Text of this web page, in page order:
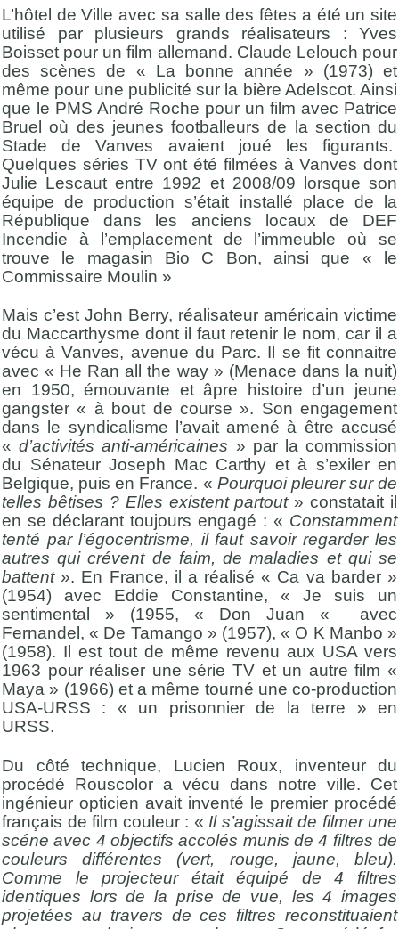
L’hôtel de Ville avec sa salle des fêtes a été un site
utilisé par plusieurs grands réalisateurs : Yves
Boisset pour un film allemand. Claude Lelouch pour
des scènes de « La bonne année » (1973) et
même pour une publicité sur la bière Adelscot. Ainsi
que le PMS André Roche pour un film avec Patrice
Bruel où des jeunes footballeurs de la section du
Stade de Vanves avaient joué les figurants.
Quelques séries TV ont été filmées à Vanves dont
Julie Lescaut entre 1992 et 2008/09 lorsque son
équipe de production s’était installé place de la
République dans les anciens locaux de DEF
Incendie à l’emplacement de l’immeuble où se
trouve le magasin Bio C Bon, ainsi que « le
Commissaire Moulin »
Mais c’est John Berry, réalisateur américain victime
du Maccarthysme dont il faut retenir le nom, car il a
vécu à Vanves, avenue du Parc. Il se fit connaitre
avec « He Ran all the way » (Menace dans la nuit)
en 1950, émouvante et âpre histoire d’un jeune
gangster « à bout de course ». Son engagement
dans le syndicalisme l’avait amené à être accusé
«d’activités anti-américaines » par la commission
du Sénateur Joseph Mac Carthy et à s’exiler en
Belgique, puis en France. « Pourquoi pleurer sur de
telles bêtises ? Elles existent partout» constatait il
en se déclarant toujours engagé : « Constamment
tenté par l’égocentrisme, il faut savoir regarder les
autres qui crévent de faim, de maladies et qui se
battent ». En France, il a réalisé « Ca va barder »
(1954) avec Eddie Constantine, « Je suis un
sentimental » (1955, « Don Juan « avec
Fernandel, « De Tamango » (1957), « O K Manbo »
(1958). Il est tout de même revenu aux USA vers
1963 pour réaliser une série TV et un autre film «
Maya » (1966) et a même tourné une co-production
USA-URSS : « un prisonnier de la terre » en
URSS.
Du côté technique, Lucien Roux, inventeur du
procédé Rouscolor a vécu dans notre ville. Cet
ingénieur opticien avait inventé le premier procédé
français de film couleur : « Il s’agissait de filmer une
scéne avec 4 objectifs accolés munis de 4 filtres de
couleurs différentes (vert, rouge, jaune, bleu).
Comme le projecteur était équipé de 4 filtres
identiques lors de la prise de vue, les 4 images
projetées au travers de ces filtres reconstituaient